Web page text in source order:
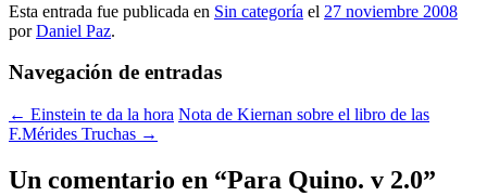
Esta entrada fue publicada en Sin categoría el 27 noviembre 2008
porDaniel Paz.
Navegación de entradas
← Einstein te da la hora Nota de Kiernan sobre el libro de las
F.Mérides Truchas →
Un comentario en “Para Quino. v 2.0”